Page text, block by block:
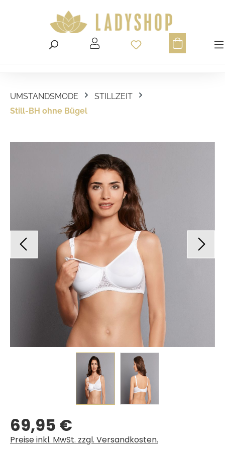
Du hast 0
UMSTANDSMODE
STILLZEIT
Still-BH ohne Bügel
Bildergalerie überspringen
Regulärer Preis:
69,95 €
Preise inkl. MwSt. zzgl. Versandkosten.